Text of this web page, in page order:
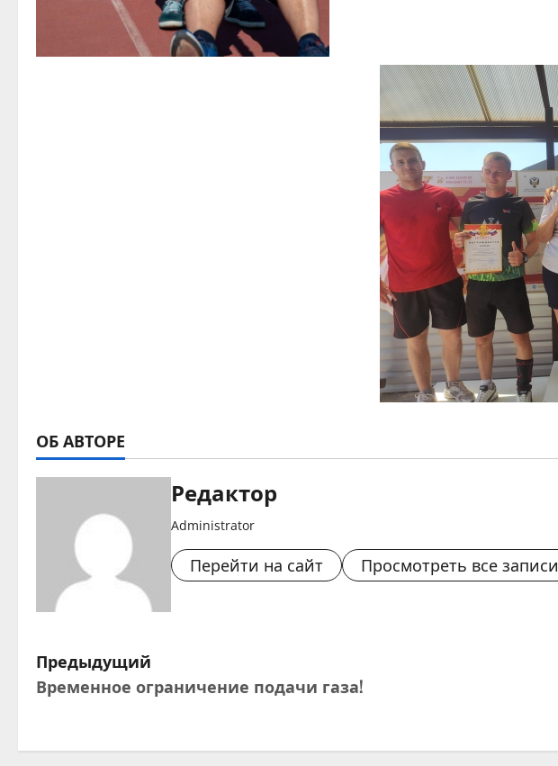
ОБ АВТОРЕ
Редактор
Administrator
Перейти на сайт Просмотреть все записи
Н
а
в
Предыдущий
Временное ограничение подачи газа!